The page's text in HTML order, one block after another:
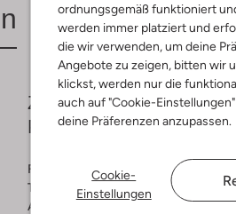
ordnungsgemäß funktioniert
werden immer platziert und
die wir verwenden, um deine
Angebote zu zeigen, bitten wir
klickst, werden nur die
auch auf "Cookie-
deine Präferenzen anzupassen.
Cookie-
Einstellungen
Lieferung
Zusammensetzung &
Passform
Farbe :
Camel
Trends:
Metallic
Außenmaterial: